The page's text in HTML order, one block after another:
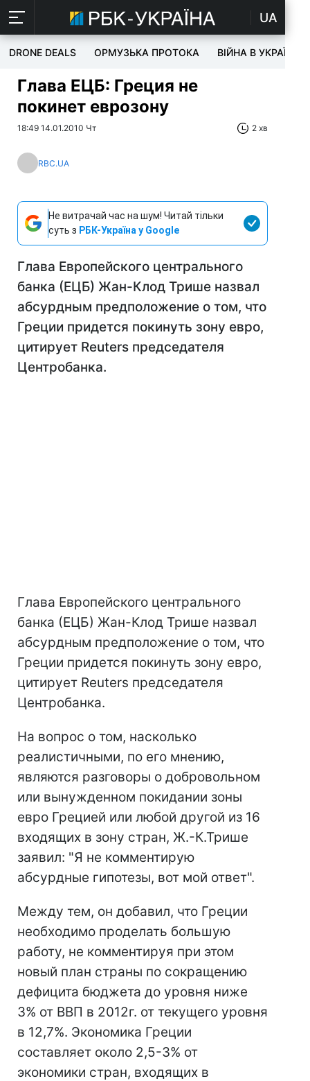
UA
DRONE DEALS ОРМУЗЬКА ПРОТОКА ВІЙНА В УКРАЇНІ
Глава ЕЦБ: Греция не
покинет еврозону
18:49 14.01.2010 Чт 2 хв
RBC.UA
Не витрачай час на шум! Читай тільки
суть з РБК-Україна у Google
Глава Европейского центрального
банка (ЕЦБ) Жан-Клод Трише назвал
абсурдным предположение о том, что
Греции придется покинуть зону евро,
цитирует Reuters председателя
Центробанка.
Глава Европейского центрального
банка (ЕЦБ) Жан-Клод Трише назвал
абсурдным предположение о том, что
Греции придется покинуть зону евро,
цитирует Reuters председателя
Центробанка.
На вопрос о том, насколько
реалистичными, по его мнению,
являются разговоры о добровольном
или вынужденном покидании зоны
евро Грецией или любой другой из 16
входящих в зону стран, Ж.-К.Трише
заявил: "Я не комментирую
абсурдные гипотезы, вот мой ответ".
Между тем, он добавил, что Греции
необходимо проделать большую
работу, не комментируя при этом
новый план страны по сокращению
дефицита бюджета до уровня ниже
3% от ВВП в 2012г. от текущего уровня
в 12,7%. Экономика Греции
составляет около 2,5-3% от
экономики стран, входящих в